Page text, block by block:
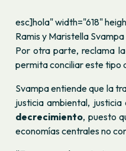
esc]hola" width="618"
Ramis y Maristella Svampa
Por otra parte, reclama
permita conciliar este tipo
Svampa entiende que la
justicia ambiental,
decrecimiento, puesto
economías centrales no